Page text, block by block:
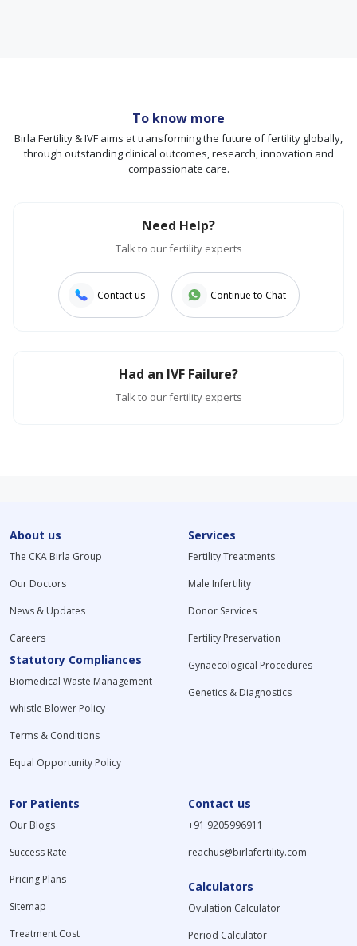
To know more
Birla Fertility & IVF aims at transforming the future of fertility globally,
through outstanding clinical outcomes, research, innovation and
compassionate care.
Need Help?
Talk to our fertility experts
Contact us Continue to Chat
Had an IVF Failure?
Talk to our fertility experts
About us
The CKA Birla Group
Our Doctors
News & Updates
Careers
Statutory Compliances
Biomedical Waste Management
Whistle Blower Policy
Terms & Conditions
Equal Opportunity Policy
Services
Fertility Treatments
Male Infertility
Donor Services
Fertility Preservation
Gynaecological Procedures
Genetics & Diagnostics
For Patients
Our Blogs
Success Rate
Pricing Plans
Sitemap
Treatment Cost
Contact us
+91 9205996911
reachus@birlafertility.com
Calculators
Ovulation Calculator
Period Calculator